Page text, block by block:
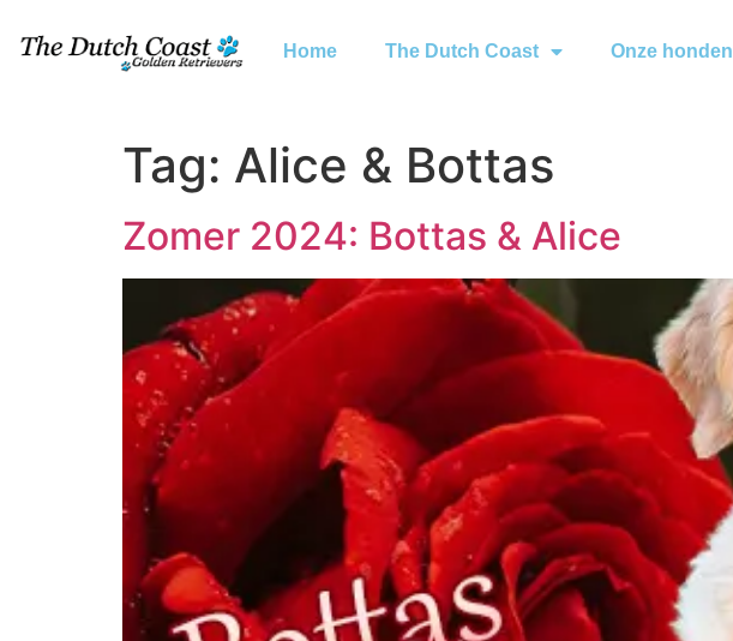
Home The Dutch Coast Onze honden
Tag: Alice & Bottas
Zomer 2024: Bottas & Alice